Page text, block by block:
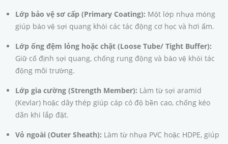
Lớp bảo vệ sơ cấp (Primary Coating): Một lớp nhựa mỏng
giúp bảo vệ sợi quang khỏi các tác động cơ học và hơi ẩm.
Lớp ống đệm lỏng hoặc chặt (Loose Tube/ Tight Buffer):
Giữ cố định sợi quang, chống rung động và bảo vệ khỏi tác
động môi trường.
Lớp gia cường (Strength Member): Làm từ sợi aramid
(Kevlar) hoặc dây thép giúp cáp có độ bền cao, chống kéo
dãn khi lắp đặt.
Vỏ ngoài (Outer Sheath): Làm từ nhựa PVC hoặc HDPE, giúp